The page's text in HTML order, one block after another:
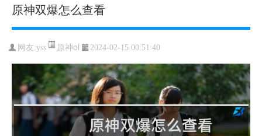
原神双爆怎么查看
网友:yss 原神ol 2024-02-15 00:51:40